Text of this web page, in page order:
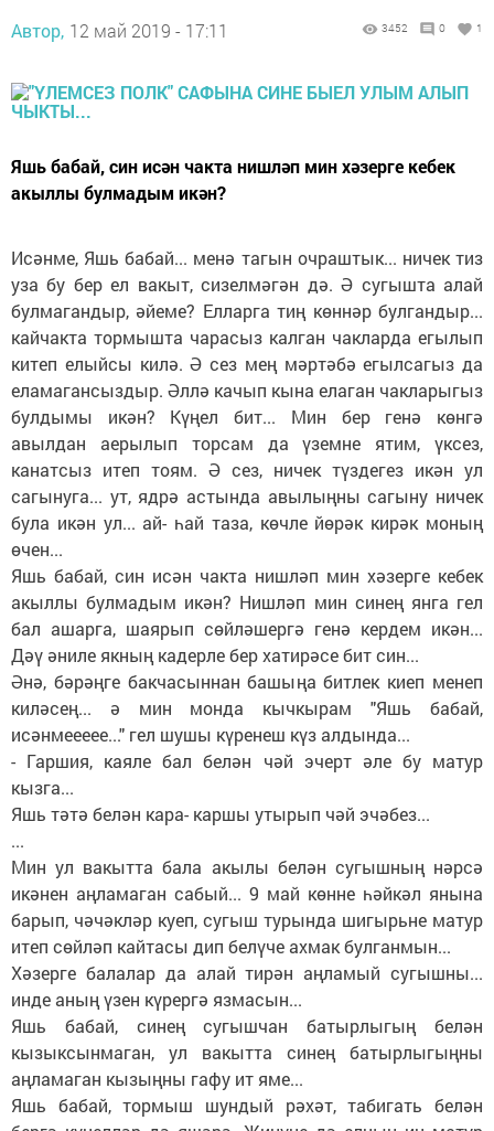
Автор, 12 май 2019 - 17:11 3452 0 1
Яшь бабай, син исән чакта нишләп мин хәзерге кебек
акыллы булмадым икән?
Исәнме, Яшь бабай... менә тагын очраштык... ничек тиз
уза бу бер ел вакыт, сизелмәгән дә. Ә сугышта алай
булмагандыр, әйеме? Елларга тиң көннәр булгандыр...
кайчакта тормышта чарасыз калган чакларда егылып
китеп елыйсы килә. Ә сез мең мәртәбә егылсагыз да
еламагансыздыр. Әллә качып кына елаган чакларыгыз
булдымы икән? Күңел бит... Мин бер генә көнгә
авылдан аерылып торсам да үземне ятим, үксез,
канатсыз итеп тоям. Ә сез, ничек түздегез икән ул
сагынуга... ут, ядрә астында авылыңны сагыну ничек
була икән ул... ай- һай таза, көчле йөрәк кирәк моның
өчен...
Яшь бабай, син исән чакта нишләп мин хәзерге кебек
акыллы булмадым икән? Нишләп мин синең янга гел
бал ашарга, шаярып сөйләшергә генә кердем икән...
Дәү әниле якның кадерле бер хатирәсе бит син...
Әнә, бәрәңге бакчасыннан башыңа битлек киеп менеп
киләсең... ә мин монда кычкырам "Яшь бабай,
исәнмеееее..." гел шушы күренеш күз алдында...
- Гаршия, каяле бал белән чәй эчерт әле бу матур
кызга...
Яшь тәтә белән кара- каршы утырып чәй эчәбез...
...
Мин ул вакытта бала акылы белән сугышның нәрсә
икәнен аңламаган сабый... 9 май көнне һәйкәл янына
барып, чәчәкләр куеп, сугыш турында шигырьне матур
итеп сөйләп кайтасы дип белүче ахмак булганмын...
Хәзерге балалар да алай тирән аңламый сугышны...
инде аның үзен күрергә язмасын...
Яшь бабай, синең сугышчан батырлыгың белән
кызыксынмаган, ул вакытта синең батырлыгыңны
аңламаган кызыңны гафу ит яме...
Яшь бабай, тормыш шундый рәхәт, табигать белән